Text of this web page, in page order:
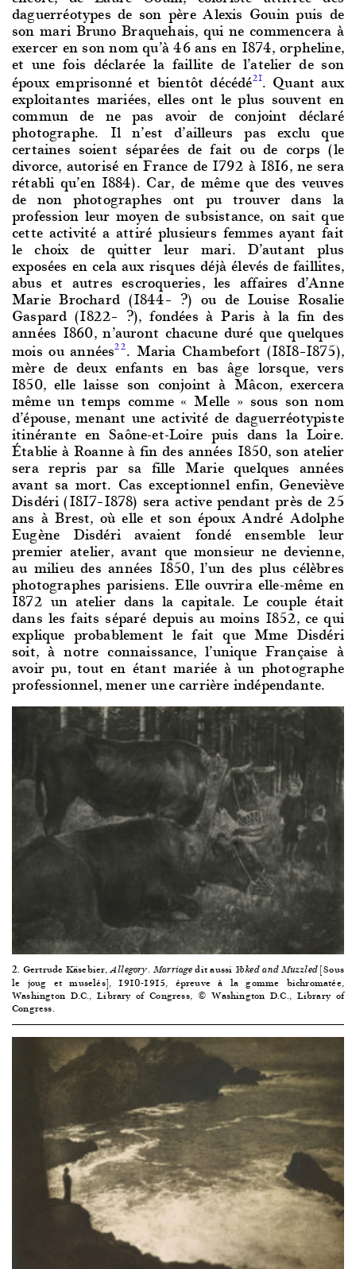
daguerréotypes de son père Alexis Gouin puis de
son mari Bruno Braquehais, qui ne commencera à
exercer en son nom qu’à 46 ans en 1874, orpheline,
et une fois déclarée la faillite de l’atelier de son
époux emprisonné et bientôt décédé21. Quant aux
exploitantes mariées, elles ont le plus souvent en
commun de ne pas avoir de conjoint déclaré
photographe. Il n’est d’ailleurs pas exclu que
certaines soient séparées de fait ou de corps (le
divorce, autorisé en France de 1792 à 1816, ne sera
rétabli qu’en 1884). Car, de même que des veuves
de non photographes ont pu trouver dans la
profession leur moyen de subsistance, on sait que
cette activité a attiré plusieurs femmes ayant fait
le choix de quitter leur mari. D’autant plus
exposées en cela aux risques déjà élevés de faillites,
abus et autres escroqueries, les affaires d’Anne
Marie Brochard (1844– ?) ou de Louise Rosalie
Gaspard (1822– ?), fondées à Paris à la fin des
années 1860, n’auront chacune duré que quelques
mois ou années22. Maria Chambefort (1818–1875),
mère de deux enfants en bas âge lorsque, vers
1850, elle laisse son conjoint à Mâcon, exercera
même un temps comme « Melle » sous son nom
d’épouse, menant une activité de daguerréotypiste
itinérante en Saône-et-Loire puis dans la Loire.
Établie à Roanne à fin des années 1850, son atelier
sera repris par sa fille Marie quelques années
avant sa mort. Cas exceptionnel enfin, Geneviève
Disdéri (1817–1878) sera active pendant près de 25
ans à Brest, où elle et son époux André Adolphe
Eugène Disdéri avaient fondé ensemble leur
premier atelier, avant que monsieur ne devienne,
au milieu des années 1850, l’un des plus célèbres
photographes parisiens. Elle ouvrira elle-même en
1872 un atelier dans la capitale. Le couple était
dans les faits séparé depuis au moins 1852, ce qui
explique probablement le fait que Mme Disdéri
soit, à notre connaissance, l’unique Française à
avoir pu, tout en étant mariée à un photographe
professionnel, mener une carrière indépendante.
2. Gertrude Käsebier,Allegory. Marriage dit aussi Yoked and Muzzled[Sous
le joug et muselés], 1910-1915, épreuve à la gomme bichromatée,
Washington D.C., Library of Congress, © Washington D.C., Library of
Congress.